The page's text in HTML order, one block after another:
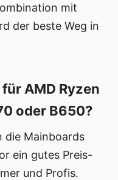
mit
der beste Weg in
AMD Ryzen
oder B650?
die Mainboards
ein gutes Preis-
und Profis.